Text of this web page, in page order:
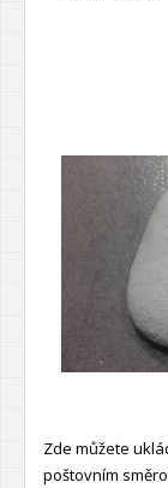
Zde můžete
poštovním